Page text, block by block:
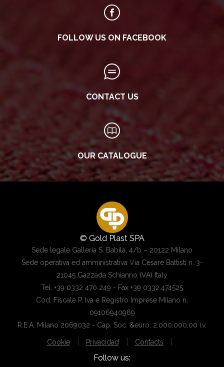
FOLLOW US ON FACEBOOK
CONTACT US
OUR CATALOGUE
© Gold Plast SPA
Sede legale Galleria S. Babila, 4/b – 20122 Milano
Sede operativa ed amministrativa Via Cesare Battisti n. 3-
21045 Gazzada Schianno (VA) Italy
Tel. +39 0332 470 249 - Fax +39 0332.474525
Cod. Fiscale P. Iva e Registro Imprese Milano n.
09106940969
R.E.A. Milano 2069032 - Cap. Soc. &euro; 2.000.000,00 i.v.
Cookie Privacidad Contacts
Follow us: